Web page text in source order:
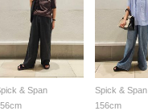
& Span
Spick & Span
156cm